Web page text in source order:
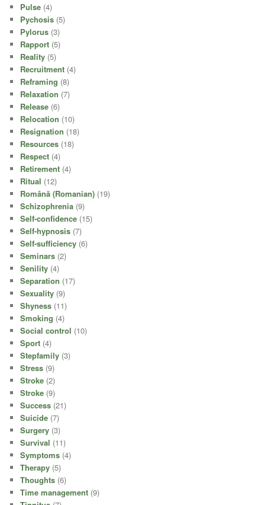
Pulse (4)
Pychosis (5)
Pylorus (3)
Rapport (5)
Reality (5)
Recruitment (4)
Reframing (8)
Relaxation (7)
Release (6)
Relocation (10)
Resignation (18)
Resources (18)
Respect (4)
Retirement (4)
Ritual (12)
Română (Romanian) (19)
Schizophrenia (9)
Self-confidence (15)
Self-hypnosis (7)
Self-sufficiency (6)
Seminars (2)
Senility (4)
Separation (17)
Sexuality (9)
Shyness (11)
Smoking (4)
Social control (10)
Sport (4)
Stepfamily (3)
Stress (9)
Stroke (2)
Stroke (9)
Success (21)
Suicide (7)
Surgery (3)
Survival (11)
Symptoms (4)
Therapy (5)
Thoughts (6)
Time management (9)